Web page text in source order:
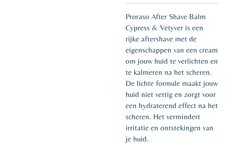
Proraso After Shave Balm
Cypress & Vetyver is een
rijke aftershave met de
eigenschappen van een cream
om jouw huid te verlichten en
te kalmeren na het scheren.
De lichte formule maakt jouw
huid niet vettig en zorgt voor
een hydraterend effect na het
scheren. Het vermindert
irritatie en ontstekingen van
je huid.